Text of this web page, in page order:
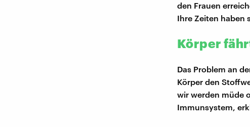
den Frauen
Ihre Zeiten haben
Körper
Das Problem an
Körper den
wir werden müde
Immunsystem,